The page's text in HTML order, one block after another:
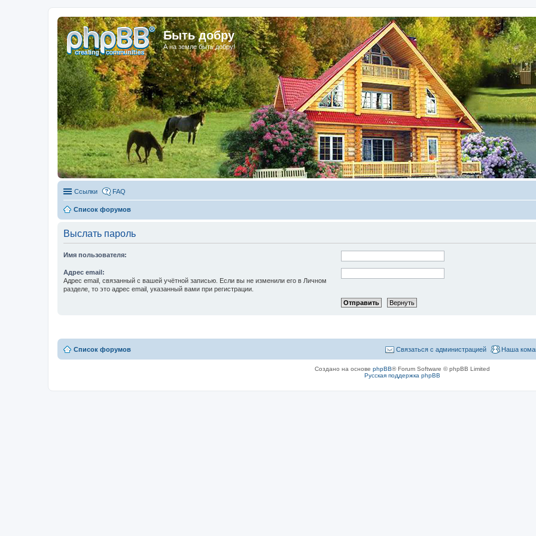
Быть добру
А на земле быть добру!
Ссылки FAQ
Список форумов
Выслать пароль
Имя пользователя:
Адрес email:
Адрес email, связанный с вашей учётной записью. Если вы не изменили его в Личном
разделе, то это адрес email, указанный вами при регистрации.
Список форумов Наша
Связаться с администрацией
Создано на основе phpBB® Forum Software © phpBB Limited
Русская поддержка phpBB